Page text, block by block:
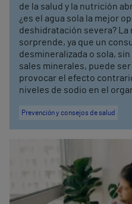
de la salud y la nutrición
¿es el agua sola la mejor
deshidratación severa?
sorprende, ya que un
desmineralizada o sola,
sales minerales, puede
provocar el efecto
niveles de sodio en el
Prevención y consejos de salud